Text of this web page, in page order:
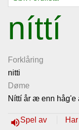
níttí
Forklåring
nitti
Døme
Níttí år æ enn håg'e
volume_upSpel av
Ordliste
Om
vallemålet
Gjestebok
Nyhende